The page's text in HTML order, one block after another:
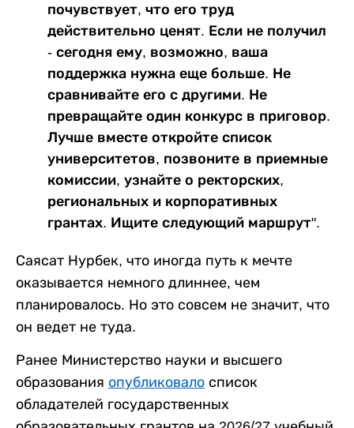
почувствует, что его труд
действительно ценят. Если не получил
- сегодня ему, возможно, ваша
поддержка нужна еще больше. Не
сравнивайте его с другими. Не
превращайте один конкурс в приговор.
Лучше вместе откройте список
университетов, позвоните в приемные
комиссии, узнайте о ректорских,
региональных и корпоративных
грантах. Ищите следующий маршрут".
Саясат Нурбек, что иногда путь к мечте
оказывается немного длиннее, чем
планировалось. Но это совсем не значит, что
он ведет не туда.
Ранее Министерство науки и высшего
образования опубликовало список
обладателей государственных